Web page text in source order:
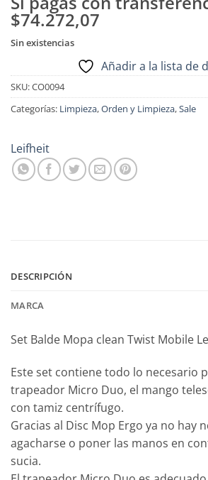
$74.272,07
Sin existencias
Añadir a la lista de
SKU:CO0094
Categorías: Limpieza,Orden y Limpieza,Sale
Leifheit
DESCRIPCIÓN
MARCA
Set Balde Mopa clean Twist Mobile
Este set contiene todo lo necesario
trapeador Micro Duo, el mango
con tamiz centrífugo.
Gracias al Disc Mop Ergo ya no hay
agacharse o poner las manos en
sucia.